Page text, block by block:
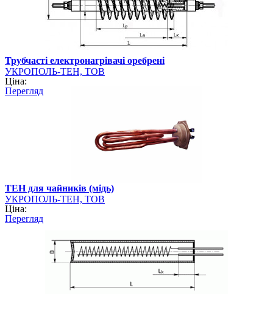
Трубчасті електронагрівачі оребрені
УКРОПОЛЬ-ТЕН, ТОВ
Ціна:
Перегляд
ТЕН для чайників (мідь)
УКРОПОЛЬ-ТЕН, ТОВ
Ціна:
Перегляд